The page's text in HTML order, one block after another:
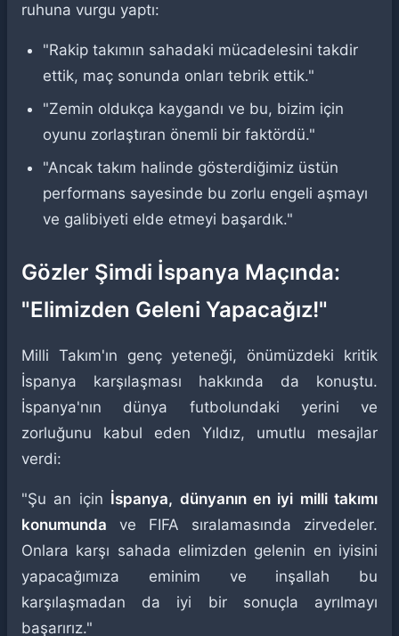
ruhuna vurgu yaptı:
"Rakip takımın sahadaki mücadelesini takdir
ettik, maç sonunda onları tebrik ettik."
"Zemin oldukça kaygandı ve bu, bizim için
oyunu zorlaştıran önemli bir faktördü."
"Ancak takım halinde gösterdiğimiz üstün
performans sayesinde bu zorlu engeli aşmayı
ve galibiyeti elde etmeyi başardık."
Gözler Şimdi İspanya Maçında:
"Elimizden Geleni Yapacağız!"
Milli Takım'ın genç yeteneği, önümüzdeki kritik
İspanya karşılaşması hakkında da konuştu.
İspanya'nın dünya futbolundaki yerini ve
zorluğunu kabul eden Yıldız, umutlu mesajlar
verdi:
"Şu an için İspanya, dünyanın en iyi milli takımı
konumunda ve FIFA sıralamasında zirvedeler.
Onlara karşı sahada elimizden gelenin en iyisini
yapacağımıza eminim ve inşallah bu
karşılaşmadan da iyi bir sonuçla ayrılmayı
başarırız."